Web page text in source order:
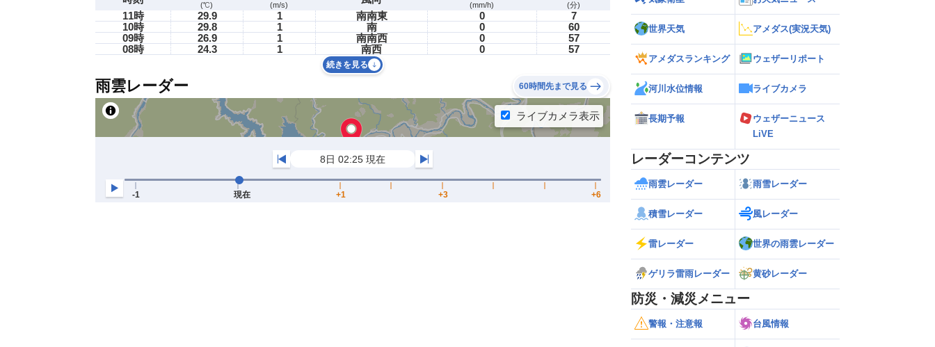
(℃) (m/s) (mm/h) (分)
11時 29.9 1 南南東 0
7
10時
29.8 1 南 0
60
09時
26.9 1 南南西 0
57
08時
24.3 1 南西 0 57
続きを見る
雨雲レーダー 60時間先まで見る
世界天気 アメダス(実況天気)
アメダスランキング ウェザーリポート
河川水位情報 ライブカメラ
長期予報
ウェザーニュース
LiVE
レーダーコンテンツ
雨雲レーダー 雨雪レーダー
積雪レーダー 風レーダー
雷レーダー 世界の雨雲レーダー
ゲリラ雷雨レーダー 黄砂レーダー
防災・減災メニュー
警報・注意報 台風情報